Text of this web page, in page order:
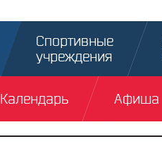
Спортивные
учреждения
Календарь Афиша